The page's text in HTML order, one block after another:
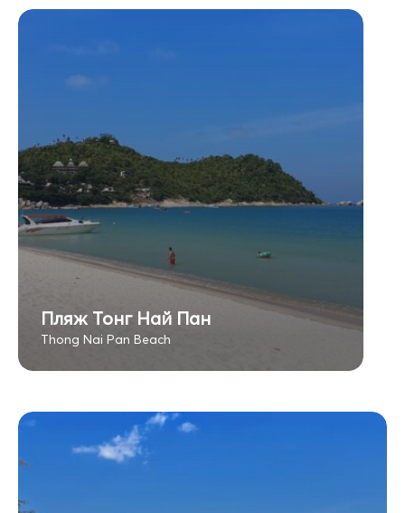
Пляж Тонг Най Пан
Thong Nai Pan Beach